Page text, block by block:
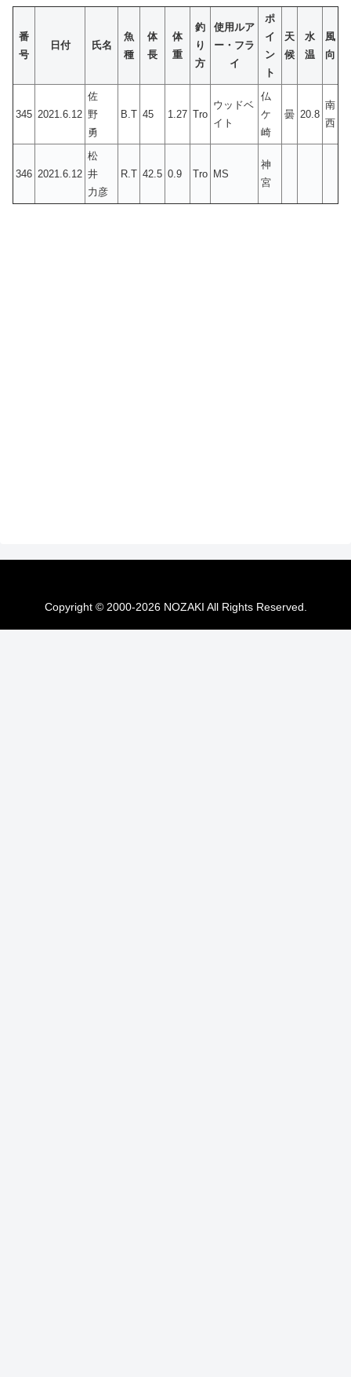
番
号
日付 氏名
魚
種
体
長
体
重
釣
り
方
使用ルア
ー・フラ
イ
ポ
イ
ン
ト
天
候
水
温
風
向
345 2021.6.12
佐
野
勇
B.T 45 1.27 Tro
ウッドベ
イト
仏
ケ
崎
曇 20.8
南
西
346 2021.6.12
松
井
力彦
R.T 42.5 0.9 Tro MS
神
宮
Copyright © 2000-2026 NOZAKI All Rights Reserved.